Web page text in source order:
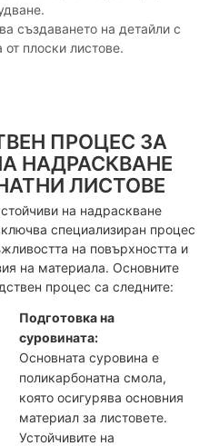
създаването на детайли с
плоски листове.
ПРОЦЕС ЗА
НАДРАСКВАНЕ
ЛИСТОВЕ
на надраскване
специализиран процес
на повърхността и
на материала. Основните
процес са следните:
Подготовка на
суровината:
Основната суровина е
поликарбонатна смола,
която осигурява основния
материал за листовете.
Устойчивите на